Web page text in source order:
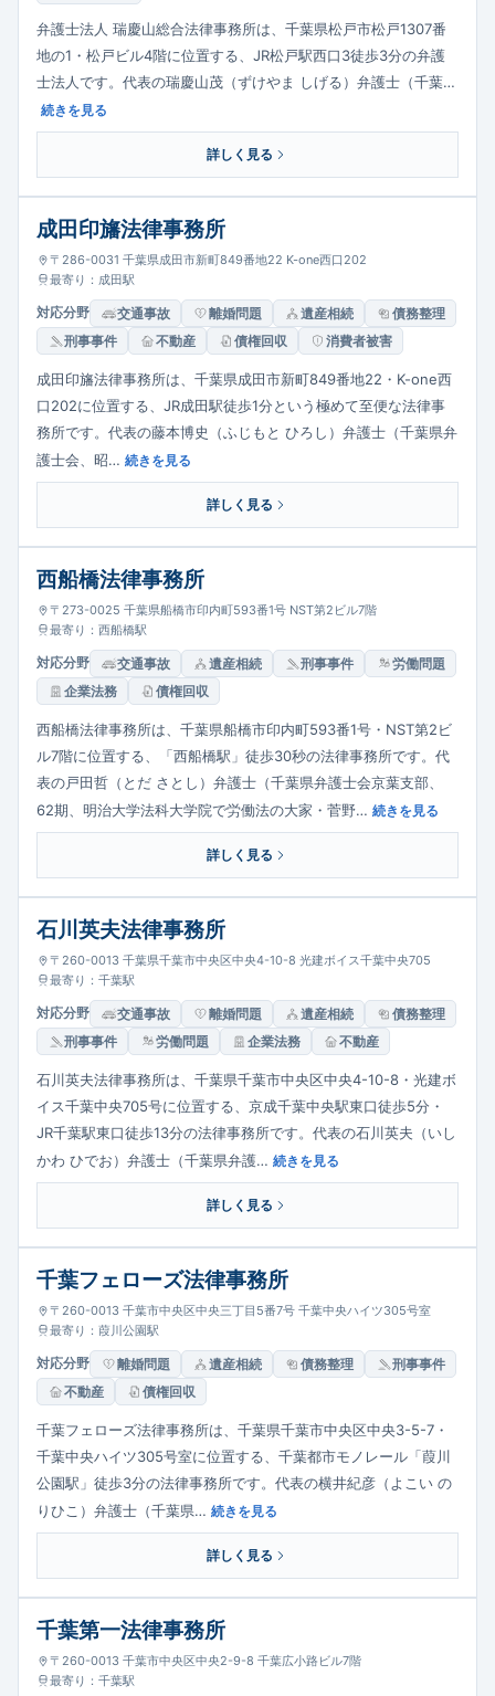
弁護士法人 瑞慶山総合法律事務所は、千葉県松戸市松戸1307番
地の1・松戸ビル4階に位置する、JR松戸駅西口3徒歩3分の弁護
士法人です。代表の瑞慶山茂（ずけやま しげる）弁護士（千葉…
続きを見る
詳しく見る
成田印旛法律事務所
〒286-0031 千葉県成田市新町849番地22 K-one西口202
最寄り：成田駅
対応分野 交通事故 離婚問題 遺産相続
債務整理
刑事事件
不動産 債権回収 消費者被害
成田印旛法律事務所は、千葉県成田市新町849番地22・K-one西
口202に位置する、JR成田駅徒歩1分という極めて至便な法律事
務所です。代表の藤本博史（ふじもと ひろし）弁護士（千葉県弁
護士会、昭… 続きを見る
詳しく見る
西船橋法律事務所
〒273-0025 千葉県船橋市印内町593番1号 NST第2ビル7階
最寄り：西船橋駅
対応分野 交通事故 遺産相続 刑事事件
労働問題
企業法務
債権回収
西船橋法律事務所は、千葉県船橋市印内町593番1号・NST第2ビ
ル7階に位置する、「西船橋駅」徒歩30秒の法律事務所です。代
表の戸田哲（とだ さとし）弁護士（千葉県弁護士会京葉支部、
62期、明治大学法科大学院で労働法の大家・菅野… 続きを見る
詳しく見る
石川英夫法律事務所
〒260-0013 千葉県千葉市中央区中央4-10-8 光建ボイス千葉中央705
最寄り：千葉駅
対応分野 交通事故 離婚問題 遺産相続
債務整理
刑事事件
労働問題 企業法務 不動産
石川英夫法律事務所は、千葉県千葉市中央区中央4-10-8・光建ボ
イス千葉中央705号に位置する、京成千葉中央駅東口徒歩5分・
JR千葉駅東口徒歩13分の法律事務所です。代表の石川英夫（いし
かわ ひでお）弁護士（千葉県弁護… 続きを見る
詳しく見る
千葉フェローズ法律事務所
〒260-0013 千葉市中央区中央三丁目5番7号 千葉中央ハイツ305号室
最寄り：葭川公園駅
対応分野 離婚問題 遺産相続 債務整理
刑事事件
不動産
債権回収
千葉フェローズ法律事務所は、千葉県千葉市中央区中央3-5-7・
千葉中央ハイツ305号室に位置する、千葉都市モノレール「葭川
公園駅」徒歩3分の法律事務所です。代表の横井紀彦（よこい の
りひこ）弁護士（千葉県… 続きを見る
詳しく見る
千葉第一法律事務所
〒260-0013 千葉市中央区中央2-9-8 千葉広小路ビル7階
最寄り：千葉駅